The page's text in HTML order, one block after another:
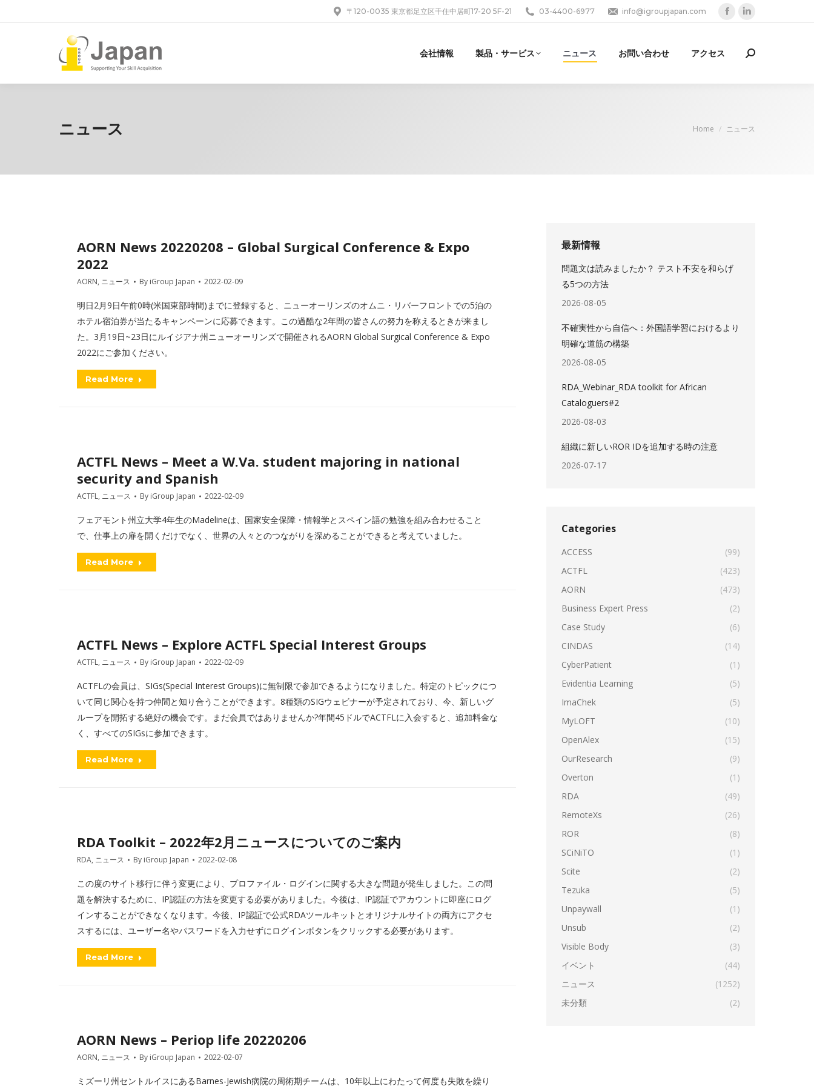
〒120-0035 東京都足立区千住中居町17-20 5F-21 03-4400-6977 info@igroupjapan.com
opensopens
会社情報 製品・サービス ニュース お問い合わせ アクセス Search:
ニュース You are here:
Home ニュース
AORN News 20220208 – Global Surgical Conference & Expo
2022
AORN, ニュース By iGroup Japan 2022-02-09
明日2月9日午前0時(米国東部時間)までに登録すると、ニューオーリンズのオムニ・リバーフロントでの5泊の
ホテル宿泊券が当たるキャンペーンに応募できます。この過酷な2年間の皆さんの努力を称えるときが来まし
た。3月19日~23日にルイジアナ州ニューオーリンズで開催されるAORN Global Surgical Conference & Expo
2022にご参加ください。
Read More
ACTFL News – Meet a W.Va. student majoring in national
security and Spanish
ACTFL, ニュース By iGroup Japan 2022-02-09
フェアモント州立大学4年生のMadelineは、国家安全保障・情報学とスペイン語の勉強を組み合わせること
で、仕事上の扉を開くだけでなく、世界の人々とのつながりを深めることができると考えていました。
Read More
ACTFL News – Explore ACTFL Special Interest Groups
ACTFL, ニュース By iGroup Japan 2022-02-09
ACTFLの会員は、SIGs(Special Interest Groups)に無制限で参加できるようになりました。特定のトピックにつ
いて同じ関心を持つ仲間と知り合うことができます。8種類のSIGウェビナーが予定されており、今、新しいグ
ループを開拓する絶好の機会です。まだ会員ではありませんか?年間45ドルでACTFLに入会すると、追加料金な
く、すべてのSIGsに参加できます。
Read More
RDA Toolkit – 2022年2月ニュースについてのご案内
RDA, ニュース By iGroup Japan 2022-02-08
この度のサイト移行に伴う変更により、プロファイル・ログインに関する大きな問題が発生しました。この問
題を解決するために、IP認証の方法を変更する必要がありました。今後は、IP認証でアカウントに即座にログ
インすることができなくなります。今後、IP認証で公式RDAツールキットとオリジナルサイトの両方にアクセ
スするには、ユーザー名やパスワードを入力せずにログインボタンをクリックする必要があります。
Read More
AORN News – Periop life 20220206
AORN, ニュース By iGroup Japan 2022-02-07
ミズーリ州セントルイスにあるBarnes-Jewish病院の周術期チームは、10年以上にわたって何度も失敗を繰り
最新情報
問題文は読みましたか？ テスト不安を和らげ
る5つの方法
2026-08-05
不確実性から自信へ：外国語学習におけるより
明確な道筋の構築
2026-08-05
RDA_Webinar_RDA toolkit for African
Cataloguers#2
2026-08-03
組織に新しいROR IDを追加する時の注意
2026-07-17
Categories
ACCESS
(99)
ACTFL
(423)
AORN
(473)
Business Expert Press
(2)
Case Study
(6)
CINDAS
(14)
CyberPatient
(1)
Evidentia Learning
(5)
ImaChek
(5)
MyLOFT
(10)
OpenAlex
(15)
OurResearch
(9)
Overton
(1)
RDA
(49)
RemoteXs
(26)
ROR
(8)
SCiNiTO
(1)
Scite
(2)
Tezuka
(5)
Unpaywall
(1)
Unsub
(2)
Visible Body
(3)
イベント
(44)
ニュース
(1252)
未分類
(2)